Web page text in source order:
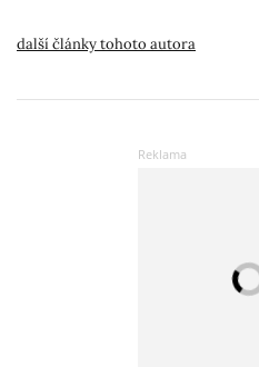
další články tohoto autora